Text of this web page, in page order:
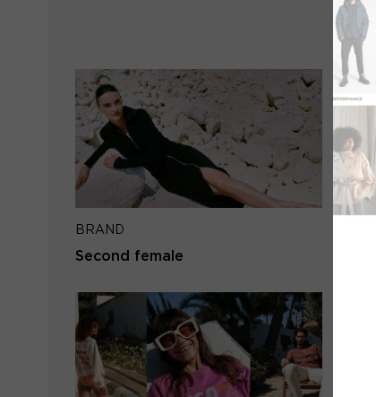
BRAND
Second female